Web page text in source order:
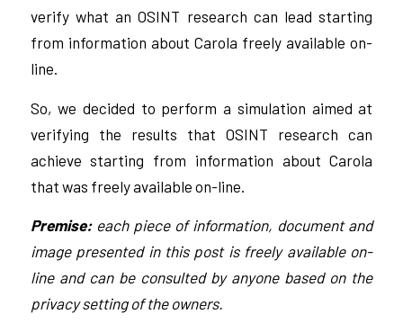
verify what an OSINT research can lead starting
from information about Carola freely available on-
line.
So, we decided to perform a simulation aimed at
verifying the results that OSINT research can
achieve starting from information about Carola
that was freely available on-line.
Premise:each piece of information, document and
image presented in this post is freely available on-
line and can be consulted by anyone based on the
privacy setting of the owners.